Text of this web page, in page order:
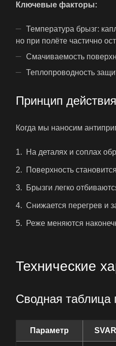
Ключевые факторы:
Температура брызг:
но при полёте частично
Смачиваемость
Теплопроводность
Принцип
Когда мы наносим
На деталях и соплах
Поверхность
Брызги легко
Снижается перегрев и
Реже меняются
Технические
Сводная
Параметр